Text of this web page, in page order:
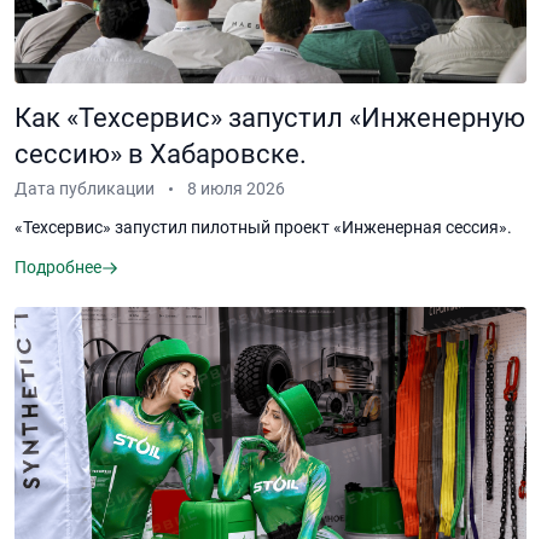
Как «Техсервис» запустил «Инженерную
сессию» в Хабаровске.
Дата публикации
8 июля 2026
«Техсервис» запустил пилотный проект «Инженерная сессия».
Подробнее